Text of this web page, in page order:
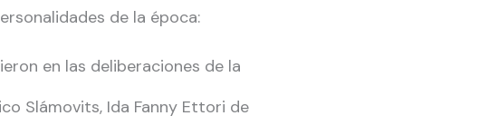
de la época:
en las deliberaciones de la
Slámovits, Ida Fanny Ettori de